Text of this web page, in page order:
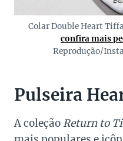
Colar Double Heart
confira mais
Reprodução/
Pulseira
A coleção Return to